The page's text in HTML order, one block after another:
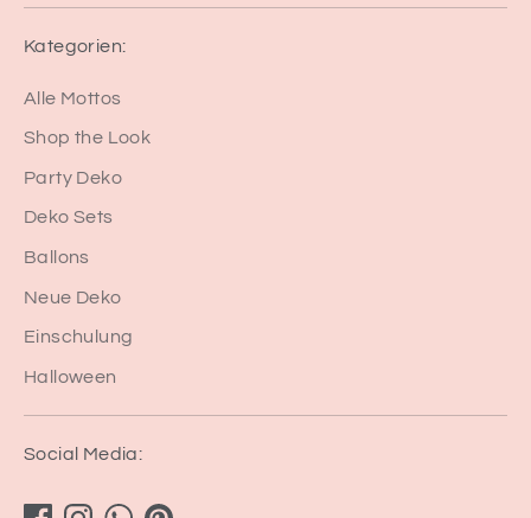
Kategorien:
Alle Mottos
Shop the Look
Party Deko
Deko Sets
Ballons
Neue Deko
Einschulung
Halloween
Social Media: